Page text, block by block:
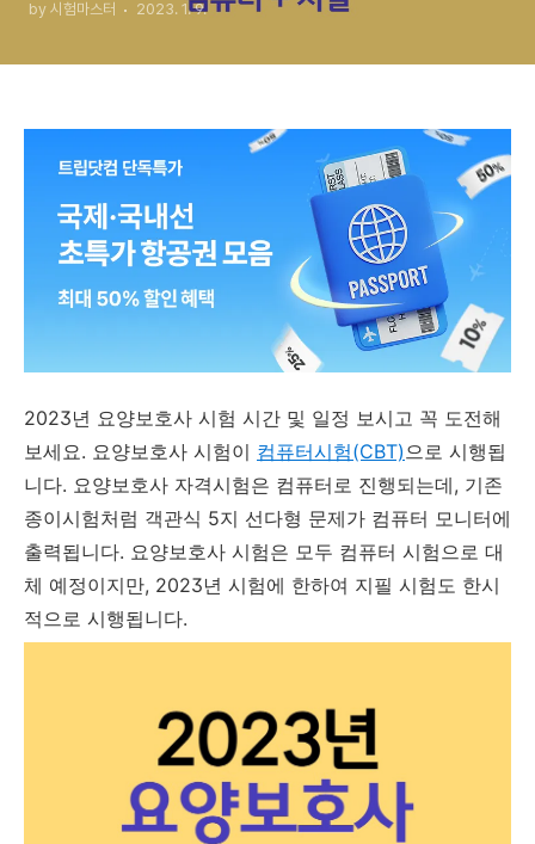
by 시험마스터 2023. 1. 9.
2023년 요양보호사 시험 시간 및 일정 보시고 꼭 도전해
보세요. 요양보호사 시험이 컴퓨터시험(CBT)으로 시행됩
니다. 요양보호사 자격시험은 컴퓨터로 진행되는데, 기존
종이시험처럼 객관식 5지 선다형 문제가 컴퓨터 모니터에
출력됩니다. 요양보호사 시험은 모두 컴퓨터 시험으로 대
체 예정이지만, 2023년 시험에 한하여 지필 시험도 한시
적으로 시행됩니다.